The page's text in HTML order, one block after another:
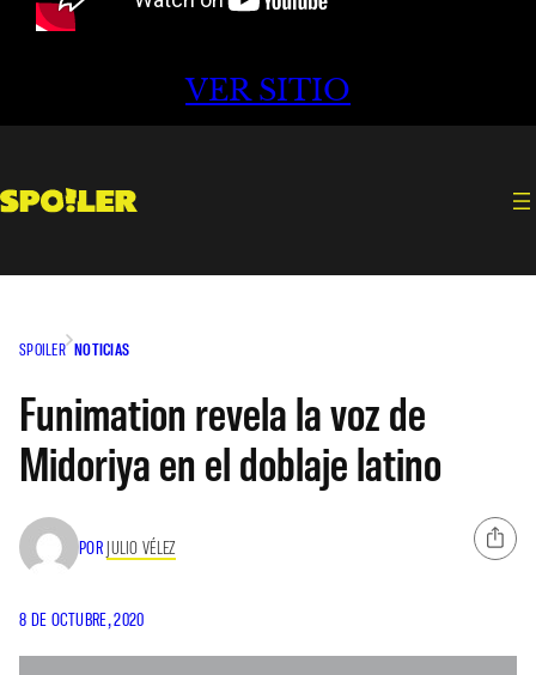
VER SITIO
SPOILER NOTICIAS
Funimation revela la voz de
Midoriya en el doblaje latino
POR JULIO VÉLEZ
8 DE OCTUBRE, 2020